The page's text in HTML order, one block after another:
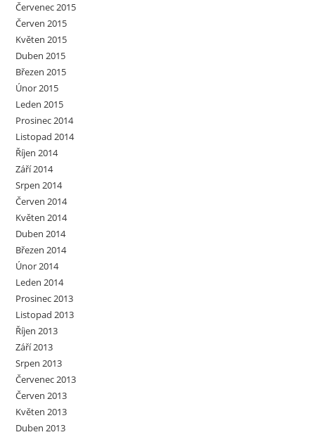
Červenec 2015
Červen 2015
Květen 2015
Duben 2015
Březen 2015
Únor 2015
Leden 2015
Prosinec 2014
Listopad 2014
Říjen 2014
Září 2014
Srpen 2014
Červen 2014
Květen 2014
Duben 2014
Březen 2014
Únor 2014
Leden 2014
Prosinec 2013
Listopad 2013
Říjen 2013
Září 2013
Srpen 2013
Červenec 2013
Červen 2013
Květen 2013
Duben 2013